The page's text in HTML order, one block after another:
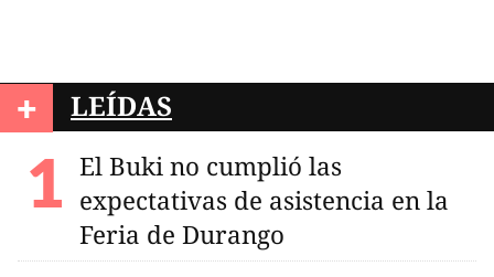
+ LEÍDAS
El Buki no cumplió las
expectativas de asistencia en la
Feria de Durango